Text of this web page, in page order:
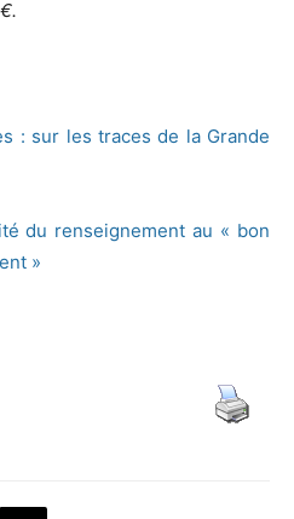
: sur les traces de la Grande
du renseignement au « bon
»